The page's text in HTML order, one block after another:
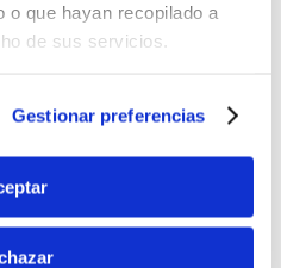
o que hayan recopilado a
de sus servicios.
Gestionar preferencias
ENRIQUE
27